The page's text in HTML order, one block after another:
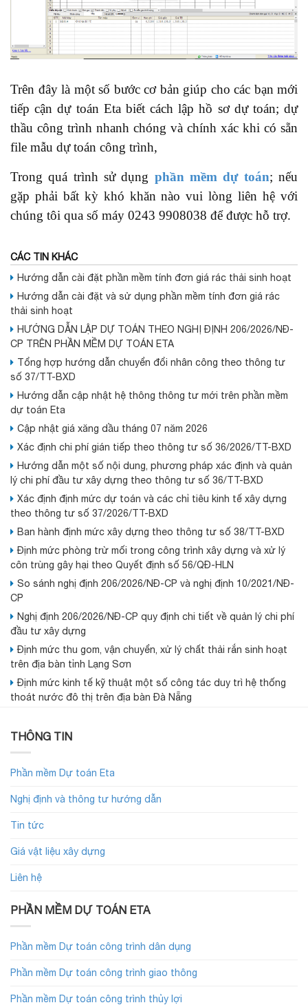
Trên đây là một số bước cơ bản giúp cho các bạn mới
tiếp cận dự toán Eta biết cách lập hồ sơ dự toán; dự
thầu công trình nhanh chóng và chính xác khi có sẵn
file mẫu dự toán công trình,
Trong quá trình sử dụng phần mềm dự toán; nếu
gặp phải bất kỳ khó khăn nào vui lòng liên hệ với
chúng tôi qua số máy 0243 9908038 để được hỗ trợ.
CÁC TIN KHÁC
Hướng dẫn cài đặt phần mềm tính đơn giá rác thải sinh hoạt
Hướng dẫn cài đặt và sử dụng phần mềm tính đơn giá rác
thải sinh hoạt
HƯỚNG DẪN LẬP DỰ TOÁN THEO NGHỊ ĐỊNH 206/2026/NĐ-
CP TRÊN PHẦN MỀM DỰ TOÁN ETA
Tổng hợp hướng dẫn chuyển đổi nhân công theo thông tư
số 37/TT-BXD
Hướng dẫn cập nhật hệ thông thông tư mới trên phần mềm
dự toán Eta
Cập nhật giá xăng dầu tháng 07 năm 2026
Xác định chi phí gián tiếp theo thông tư số 36/2026/TT-BXD
Hướng dẫn một số nội dung, phương pháp xác định và quản
lý chi phí đầu tư xây dựng theo thông tư số 36/TT-BXD
Xác định định mức dự toán và các chỉ tiêu kinh tế xây dựng
theo thông tư số 37/2026/TT-BXD
Ban hành định mức xây dựng theo thông tư số 38/TT-BXD
Định mức phòng trừ mối trong công trình xây dựng và xử lý
côn trùng gây hại theo Quyết định số 56/QĐ-HLN
So sánh nghị định 206/2026/NĐ-CP và nghị định 10/2021/NĐ-
CP
Nghị định 206/2026/NĐ-CP quy định chi tiết về quản lý chi phí
đầu tư xây dựng
Định mức thu gom, vận chuyển, xử lý chất thải rắn sinh hoạt
trên địa bàn tỉnh Lạng Sơn
Định mức kinh tế kỹ thuật một số công tác duy trì hệ thống
thoát nước đô thị trên địa bàn Đà Nẵng
THÔNG TIN
Phần mềm Dự toán Eta
Nghị định và thông tư hướng dẫn
Tin tức
Giá vật liệu xây dựng
Liên hệ
PHẦN MỀM DỰ TOÁN ETA
Phần mềm Dự toán công trình dân dụng
Phần mềm Dự toán công trình giao thông
Phần mềm Dự toán công trình thủy lợi